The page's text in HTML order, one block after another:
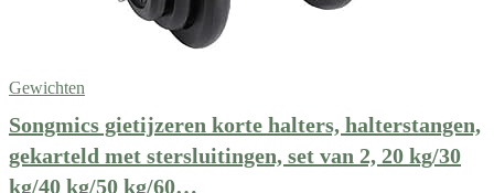
Gewichten
Songmics gietijzeren korte halters, halterstangen,
gekarteld met stersluitingen, set van 2, 20 kg/30
kg/40 kg/50 kg/60…